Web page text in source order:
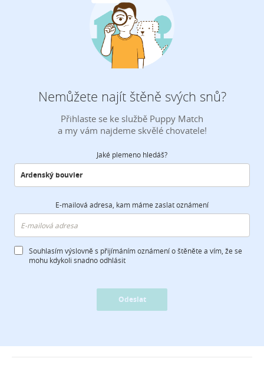
Nemůžete najít štěně svých snů?
Přihlaste se ke službě Puppy Match
a my vám najdeme skvělé chovatele!
Jaké plemeno hledáš?
E-mailová adresa, kam máme zaslat oznámení
Souhlasím výslovně s přijímáním oznámení o štěněte a vím, že se
mohu kdykoli snadno odhlásit
Odeslat